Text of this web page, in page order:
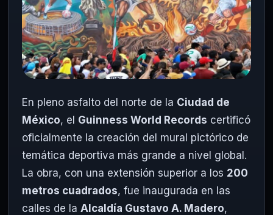
En pleno asfalto del norte de la Ciudad de
México, el Guinness World Records certificó
oficialmente la creación del mural pictórico de
temática deportiva más grande a nivel global.
La obra, con una extensión superior a los 200
metros cuadrados, fue inaugurada en las
calles de la Alcaldía Gustavo A. Madero,